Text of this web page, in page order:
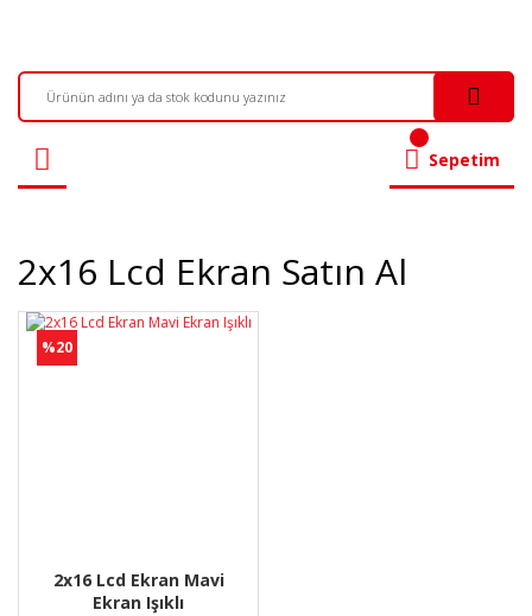
Sepetim
2x16 Lcd Ekran Satın Al
%20
2x16 Lcd Ekran Mavi
Ekran Işıklı